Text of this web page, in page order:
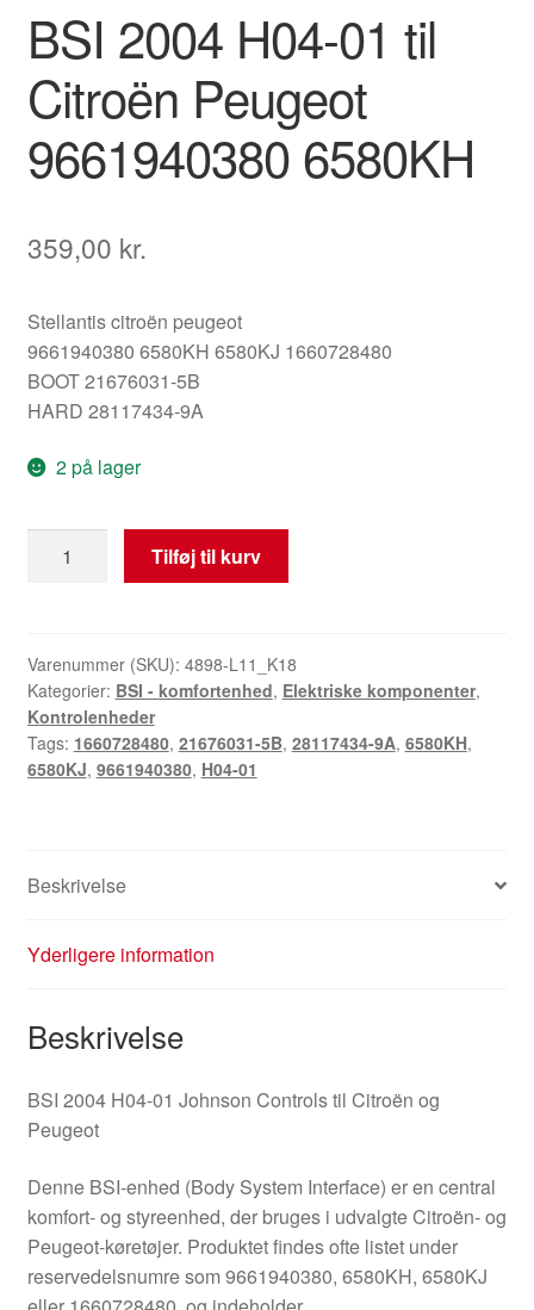
BSI 2004 H04-01 til
Citroën Peugeot
9661940380 6580KH
359,00 kr.
Stellantis citroën peugeot
9661940380 6580KH 6580KJ 1660728480
BOOT 21676031-5B
HARD 28117434-9A
2 på lager
2004
til
Citroën
Peugeot
9661940380
6580KH
Tilføj til kurv
Varenummer (SKU): 4898-L11_K18
Kategorier: BSI - komfortenhed, Elektriske komponenter,
Kontrolenheder
Tags: 1660728480, 21676031-5B, 28117434-9A, 6580KH,
6580KJ, 9661940380, H04-01
Beskrivelse
Yderligere information
Beskrivelse
BSI 2004 H04-01 Johnson Controls til Citroën og
Peugeot
Denne BSI-enhed (Body System Interface) er en central
komfort- og styreenhed, der bruges i udvalgte Citroën- og
Peugeot-køretøjer. Produktet findes ofte listet under
reservedelsnumre som 9661940380, 6580KH, 6580KJ